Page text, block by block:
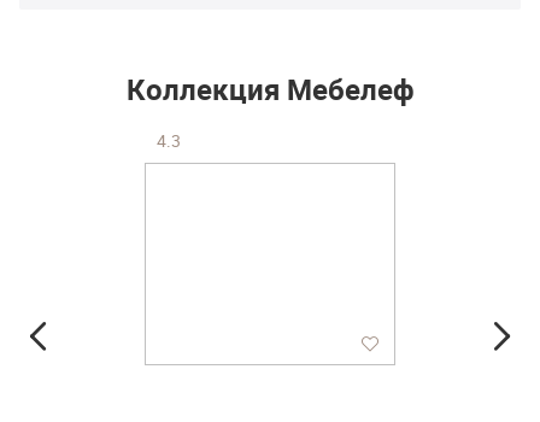
Коллекция Мебелеф
4.3